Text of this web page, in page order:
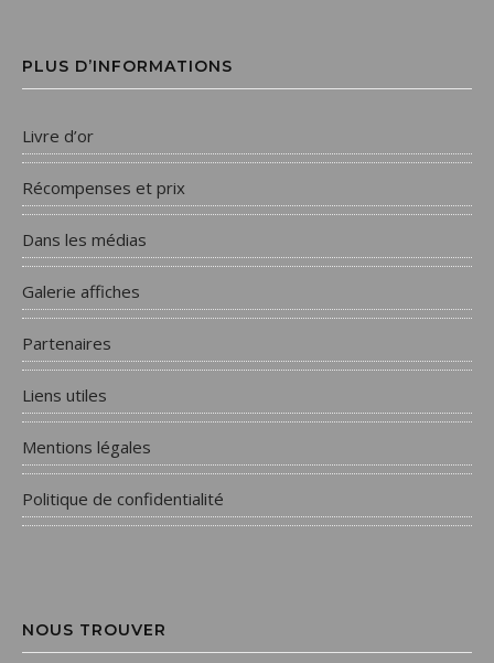
PLUS D’INFORMATIONS
Livre d’or
Récompenses et prix
Dans les médias
Galerie affiches
Partenaires
Liens utiles
Mentions légales
Politique de confidentialité
NOUS TROUVER